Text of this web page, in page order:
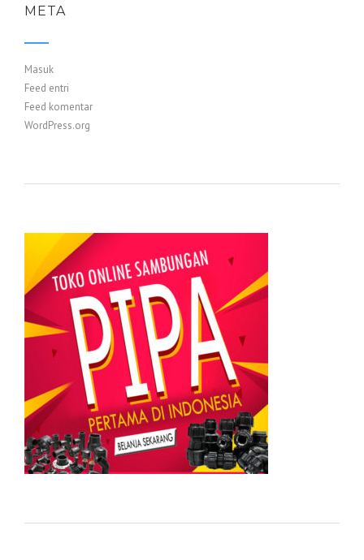
META
Masuk
Feed entri
Feed komentar
WordPress.org